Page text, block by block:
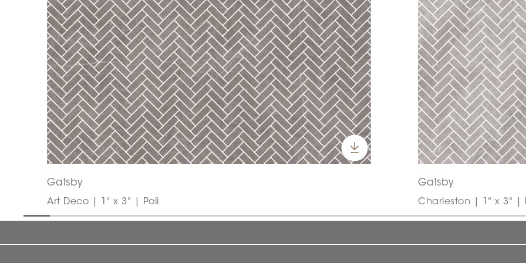
Gatsby
Art Deco | 1" x 3" | Poli
Gatsby
Charleston | 1" x 3" |